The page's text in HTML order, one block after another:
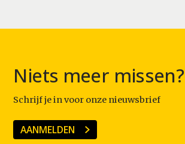
Niets meer missen?
Schrijf je in voor onze nieuwsbrief
AANMELDEN